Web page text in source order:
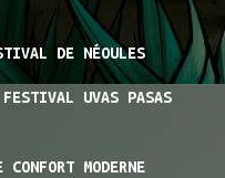
DE NÉOULES
UVAS PASAS
MODERNE